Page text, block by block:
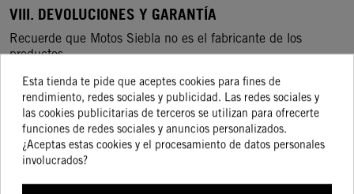
VIII. DEVOLUCIONES Y GARANTÍA
Recuerde que Motos Siebla no es el fabricante de los
productos.
Devoluciones
Motos Siebla, no se hace responsable de las devoluciones
que el USUARIO quisiere realizar en virtud de error a la hora
mencionado en el párrafo “III. - Derecho de desistimiento”
Esta tienda te pide que aceptes cookies para fines de
rendimiento, redes sociales y publicidad. Las redes sociales y
las cookies publicitarias de terceros se utilizan para ofrecerte
funciones de redes sociales y anuncios personalizados.
¿Aceptas estas cookies y el procesamiento de datos personales
involucrados?